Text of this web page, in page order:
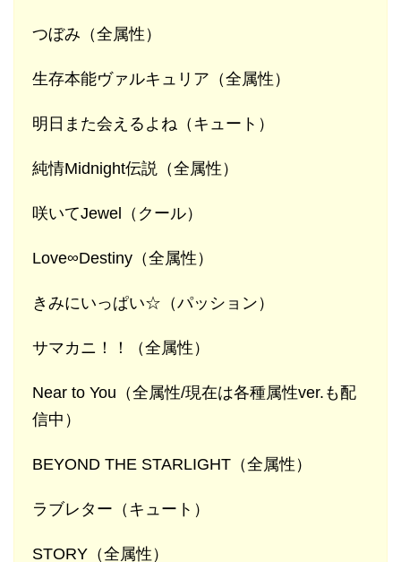
つぼみ（全属性）
生存本能ヴァルキュリア（全属性）
明日また会えるよね（キュート）
純情Midnight伝説（全属性）
咲いてJewel（クール）
Love∞Destiny（全属性）
きみにいっぱい☆（パッション）
サマカニ！！（全属性）
Near to You（全属性/現在は各種属性ver.も配
信中）
BEYOND THE STARLIGHT（全属性）
ラブレター（キュート）
STORY（全属性）